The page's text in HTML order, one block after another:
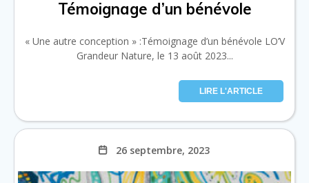
Témoignage d’un bénévole
« Une autre conception » :Témoignage d’un bénévole LO’V
Grandeur Nature, le 13 août 2023...
LIRE L'ARTICLE
26 septembre, 2023